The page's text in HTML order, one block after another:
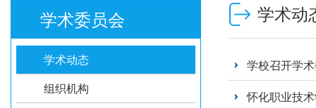
学术动
学校召开学
怀化职业技
学术委员会
学术动态
组织机构